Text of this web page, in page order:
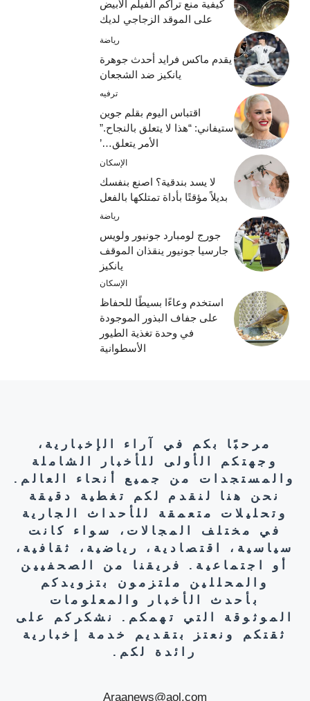
كيفية منع تراكم الفيلم الأبيض
على الموقد الزجاجي لديك
رياضة
يقدم ماكس فرايد أحدث جوهرة
يانكيز ضد الشجعان
ترفيه
اقتباس اليوم بقلم جوين
ستيفاني: “هذا لا يتعلق بالنجاح.”
الأمر يتعلق…’
الإسكان
لا يسد بندقية؟ اصنع بنفسك
بديلاً مؤقتًا بأداة تمتلكها بالفعل
رياضة
جورج لومبارد جونيور ولويس
جارسيا جونيور ينقذان الموقف
يانكيز
الإسكان
استخدم وعاءًا بسيطًا للحفاظ
على جفاف البذور الموجودة
في وحدة تغذية الطيور
الأسطوانية
مرحبًا بكم في آراء الإخبارية،
وجهتكم الأولى للأخبار الشاملة
والمستجدات من جميع أنحاء العالم.
نحن هنا لنقدم لكم تغطية دقيقة
وتحليلات متعمقة للأحداث الجارية
في مختلف المجالات، سواء كانت
سياسية، اقتصادية، رياضية، ثقافية،
أو اجتماعية. فريقنا من الصحفيين
والمحللين ملتزمون بتزويدكم
بأحدث الأخبار والمعلومات
الموثوقة التي تهمكم. نشكركم على
ثقتكم ونعتز بتقديم خدمة إخبارية
رائدة لكم.
Araanews@aol.com